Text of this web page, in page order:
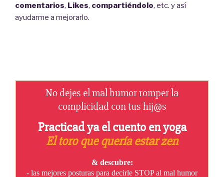
comentarios, Likes, compartiéndolo, etc. y así
ayudarme a mejorarlo.